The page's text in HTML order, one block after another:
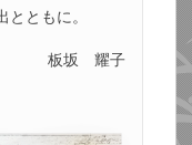
ともに。
板坂 耀子